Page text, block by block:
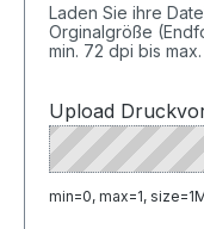
Laden Sie ihre
Orginalgröße
min. 72 dpi bis
Upload
min=0, max=1,